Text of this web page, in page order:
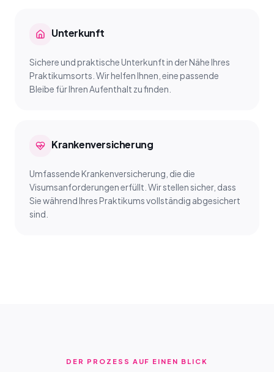
Unterkunft
Sichere und praktische Unterkunft in der Nähe Ihres
Praktikumsorts. Wir helfen Ihnen, eine passende
Bleibe für Ihren Aufenthalt zu finden.
Krankenversicherung
Umfassende Krankenversicherung, die die
Visumsanforderungen erfüllt. Wir stellen sicher, dass
Sie während Ihres Praktikums vollständig abgesichert
sind.
DER PROZESS AUF EINEN BLICK